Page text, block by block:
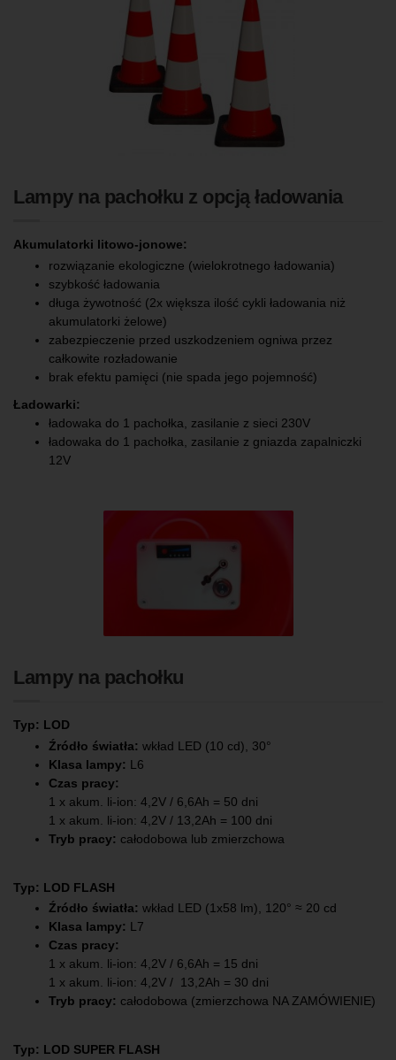
Lampy na pachołku z opcją ładowania
Akumulatorki litowo-jonowe:
rozwiązanie ekologiczne (wielokrotnego ładowania)
szybkość ładowania
długa żywotność (2x większa ilość cykli ładowania niż
akumulatorki żelowe)
zabezpieczenie przed uszkodzeniem ogniwa przez
całkowite rozładowanie
brak efektu pamięci (nie spada jego pojemność)
Ładowarki:
ładowaka do 1 pachołka, zasilanie z sieci 230V
ładowaka do 1 pachołka, zasilanie z gniazda zapalniczki
12V
Lampy na pachołku
Typ: LOD
Źródło światła: wkład LED (10 cd), 30°
Klasa lampy: L6
Czas pracy:
1 x akum. li-ion: 4,2V / 6,6Ah = 50 dni
1 x akum. li-ion: 4,2V / 13,2Ah = 100 dni
Tryb pracy: całodobowa lub zmierzchowa
Typ: LOD FLASH
Źródło światła: wkład LED (1x58 lm), 120° ≈ 20 cd
Klasa lampy: L7
Czas pracy:
1 x akum. li-ion: 4,2V / 6,6Ah = 15 dni
1 x akum. li-ion: 4,2V / 13,2Ah = 30 dni
Tryb pracy: całodobowa (zmierzchowa NA ZAMÓWIENIE)
Typ: LOD SUPER FLASH